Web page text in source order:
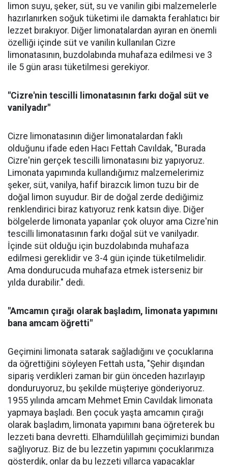
limon suyu, şeker, süt, su ve vanilin gibi malzemelerle
hazırlanırken soğuk tüketimi ile damakta ferahlatıcı bir
lezzet bırakıyor. Diğer limonatalardan ayıran en önemli
özelliği içinde süt ve vanilin kullanılan Cizre
limonatasının, buzdolabında muhafaza edilmesi ve 3
ile 5 gün arası tüketilmesi gerekiyor.
"Cizre'nin tescilli limonatasının farkı doğal süt ve
vanilyadır"
Cizre limonatasının diğer limonatalardan faklı
olduğunu ifade eden Hacı Fettah Cavıldak, "Burada
Cizre'nin gerçek tescilli limonatasını biz yapıyoruz.
Limonata yapımında kullandığımız malzemelerimiz
şeker, süt, vanilya, hafif birazcık limon tuzu bir de
doğal limon suyudur. Bir de doğal zerde dediğimiz
renklendirici biraz katıyoruz renk katsın diye. Diğer
bölgelerde limonata yapanlar çok oluyor ama Cizre'nin
tescilli limonatasının farkı doğal süt ve vanilyadır.
İçinde süt olduğu için buzdolabında muhafaza
edilmesi gereklidir ve 3-4 gün içinde tüketilmelidir.
Ama dondurucuda muhafaza etmek isterseniz bir
yılda durabilir." dedi.
"Amcamın çırağı olarak başladım, limonata yapımını
bana amcam öğretti"
Geçimini limonata satarak sağladığını ve çocuklarına
da öğrettiğini söyleyen Fettah usta, "Şehir dışından
sipariş verdikleri zaman bir gün önceden hazırlayıp
donduruyoruz, bu şekilde müşteriye gönderiyoruz.
1955 yılında amcam Mehmet Emin Cavıldak limonata
yapmaya başladı. Ben çocuk yaşta amcamın çırağı
olarak başladım, limonata yapımını bana öğreterek bu
lezzeti bana devretti. Elhamdülillah geçimimizi bundan
sağlıyoruz. Biz de bu lezzetin yapımını çocuklarımıza
gösterdik, onlar da bu lezzeti yıllarca yapacaklar